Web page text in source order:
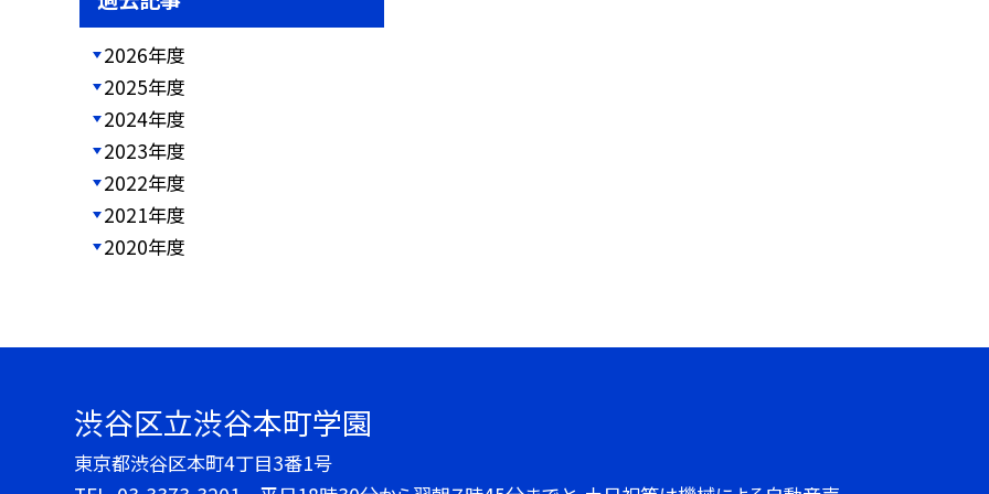
2026年度
2025年度
2024年度
2023年度
2022年度
2021年度
2020年度
渋谷区立渋谷本町学園
東京都渋谷区本町4丁目3番1号